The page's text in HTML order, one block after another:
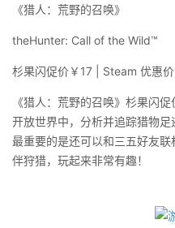
《猎人：荒野的召唤》
theHunter: Call of the Wild™
杉果闪促价￥17 | Steam 优惠
《猎人：荒野的召唤》杉果闪
开放世界中，分析并追踪猎物足
最重要的是还可以和三五好友
伴狩猎，玩起来非常有趣！